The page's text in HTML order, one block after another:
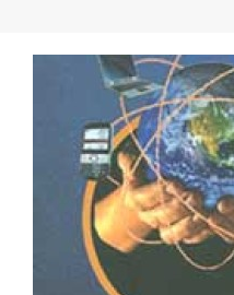
كتب في الطب أربعة
تنظيم التغذية، ورسالته في جروح
بأنه حرر الطب من الدين والفلسفة.
إفراز حيواني يتكون في البحر
الكلسيوم، وهو أحمر أو شديد
بكبر الحجم ويسمى الش